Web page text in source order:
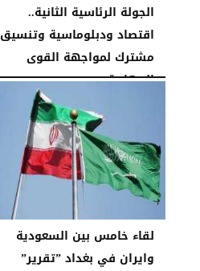
الجولة الرئاسية الثانية..
اقتصاد ودبلوماسية وتنسيق
مشترك لمواجهة القوى
الارهابية
12:37 صـ
لقاء خامس بين السعودية
وايران في بغداد ”تقرير”